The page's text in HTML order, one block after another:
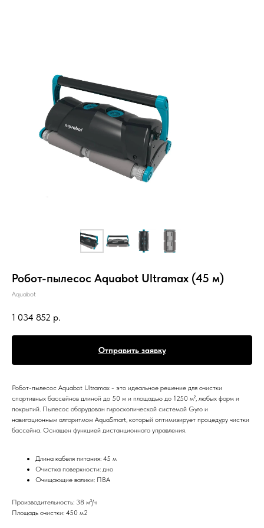
Робот-пылесоc Aquabot Ultramax (45 м)
Aquabot
1 034 852 р.
Отправить заявку
Робот-пылесоc Aquabot Ultramax - это идеальное решение для очистки
спортивных бассейнов длиной до 50 м и площадью до 1250 м², любых форм и
покрытий. Пылесос оборудован гироскопической системой Gyro и
навигационным алгоритмом AquaSmart, который оптимизирует процедуру чистки
бассейна. Оснащен функцией дистанционного управления.
Длина кабеля питания: 45 м
Очистка поверхности: дно
Очищающие валики: ПВА
Производительность: 38 м³/ч
Площадь очистки: 450 м2